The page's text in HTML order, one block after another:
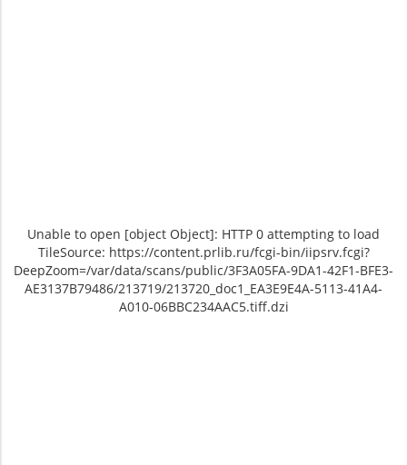
Unable to open [object Object]: HTTP 0 attempting to load
TileSource: https://content.prlib.ru/fcgi-bin/iipsrv.fcgi?
DeepZoom=/var/data/scans/public/3F3A05FA-9DA1-42F1-BFE3-
AE3137B79486/213719/213720_doc1_EA3E9E4A-5113-41A4-
A010-06BBC234AAC5.tiff.dzi